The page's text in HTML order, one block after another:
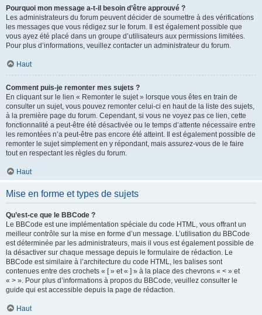
Pourquoi mon message a-t-il besoin d’être approuvé ?
Les administrateurs du forum peuvent décider de soumettre à des vérifications
les messages que vous rédigez sur le forum. Il est également possible que
vous ayez été placé dans un groupe d’utilisateurs aux permissions limitées.
Pour plus d’informations, veuillez contacter un administrateur du forum.
Haut
Comment puis-je remonter mes sujets ?
En cliquant sur le lien « Remonter le sujet » lorsque vous êtes en train de
consulter un sujet, vous pouvez remonter celui-ci en haut de la liste des sujets,
à la première page du forum. Cependant, si vous ne voyez pas ce lien, cette
fonctionnalité a peut-être été désactivée ou le temps d’attente nécessaire entre
les remontées n’a peut-être pas encore été atteint. Il est également possible de
remonter le sujet simplement en y répondant, mais assurez-vous de le faire
tout en respectant les règles du forum.
Haut
Mise en forme et types de sujets
Qu’est-ce que le BBCode ?
Le BBCode est une implémentation spéciale du code HTML, vous offrant un
meilleur contrôle sur la mise en forme d’un message. L’utilisation du BBCode
est déterminée par les administrateurs, mais il vous est également possible de
la désactiver sur chaque message depuis le formulaire de rédaction. Le
BBCode est similaire à l’architecture du code HTML, les balises sont
contenues entre des crochets « [ » et « ] » à la place des chevrons « < » et
« > ». Pour plus d’informations à propos du BBCode, veuillez consulter le
guide qui est accessible depuis la page de rédaction.
Haut